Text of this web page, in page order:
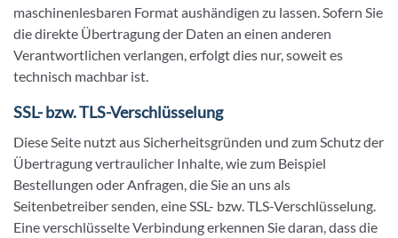
maschinenlesbaren Format aushändigen zu lassen. Sofern Sie
die direkte Übertragung der Daten an einen anderen
Verantwortlichen verlangen, erfolgt dies nur, soweit es
technisch machbar ist.
SSL- bzw. TLS-Verschlüsselung
Diese Seite nutzt aus Sicherheitsgründen und zum Schutz der
Übertragung vertraulicher Inhalte, wie zum Beispiel
Bestellungen oder Anfragen, die Sie an uns als
Seitenbetreiber senden, eine SSL- bzw. TLS-Verschlüsselung.
Eine verschlüsselte Verbindung erkennen Sie daran, dass die